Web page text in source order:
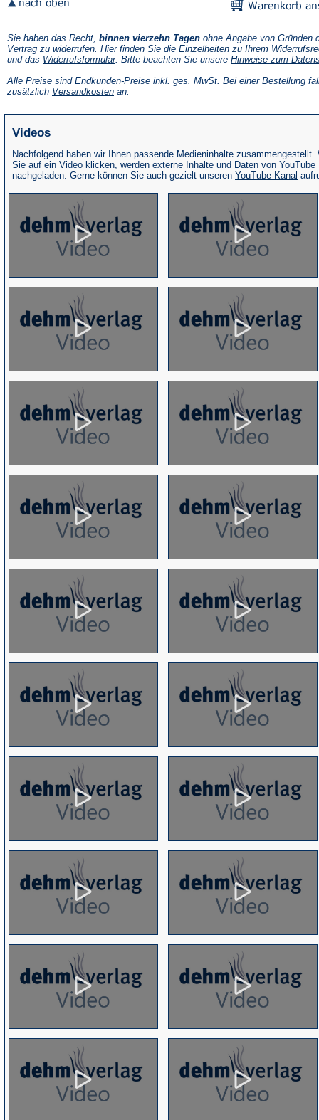
Sie haben das Recht, binnen vierzehn Tagen ohne Angabe von Gründen
Vertrag zu widerrufen. Hier finden Sie die Einzelheiten zu Ihrem
und das Widerrufsformular(Öffnet
einem
neuen
. Bitte beachten Sie unsere Hinweise zum
Alle Preise sind Endkunden-Preise inkl. ges. MwSt. Bei einer Bestellung
zusätzlich Versandkosten(Öffnet
an.
Videos
Nachfolgend haben wir Ihnen passende Medieninhalte zusammengestellt.
Sie auf ein Video klicken, werden externe Inhalte und Daten von YouTube
nachgeladen. Gerne können Sie auch gezielt unseren YouTube-Kanal